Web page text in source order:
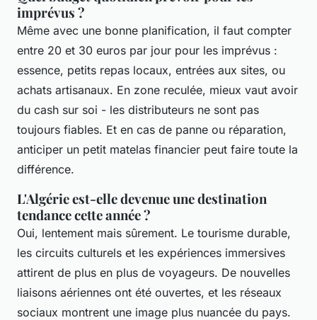
imprévus ?
Même avec une bonne planification, il faut compter
entre 20 et 30 euros par jour pour les imprévus :
essence, petits repas locaux, entrées aux sites, ou
achats artisanaux. En zone reculée, mieux vaut avoir
du cash sur soi - les distributeurs ne sont pas
toujours fiables. Et en cas de panne ou réparation,
anticiper un petit matelas financier peut faire toute la
différence.
L'Algérie est-elle devenue une destination
tendance cette année ?
Oui, lentement mais sûrement. Le tourisme durable,
les circuits culturels et les expériences immersives
attirent de plus en plus de voyageurs. De nouvelles
liaisons aériennes ont été ouvertes, et les réseaux
sociaux montrent une image plus nuancée du pays.